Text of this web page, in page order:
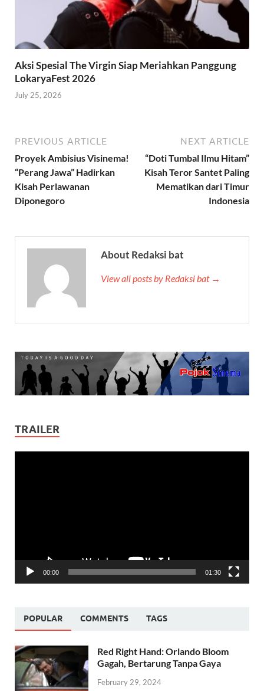
Aksi Spesial The Virgin Siap Meriahkan Panggung
LokaryaFest 2026
July 25, 2026
PREVIOUS ARTICLE
Proyek Ambisius Visinema!
“Perang Jawa” Hadirkan
Kisah Perlawanan
Diponegoro
NEXT ARTICLE
“Doti Tumbal Ilmu Hitam”
Kisah Teror Santet Paling
Mematikan dari Timur
Indonesia
About Redaksi bat
View all posts by Redaksi bat →
TRAILER
00:00 01:30
POPULAR COMMENTS TAGS
Red Right Hand: Orlando Bloom
Gagah, Bertarung Tanpa Gaya
February 29, 2024